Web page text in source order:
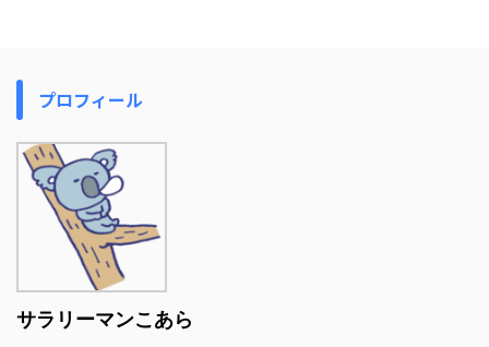
プロフィール
サラリーマンこあら